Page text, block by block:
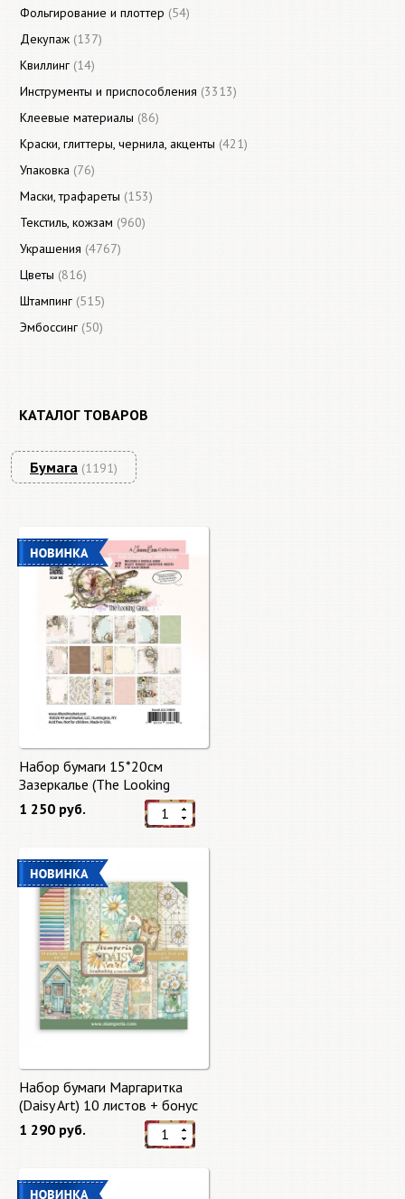
Фольгирование и плоттер (54)
Декупаж (137)
Квиллинг (14)
Инструменты и приспособления (3313)
Клеевые материалы (86)
Краски, глиттеры, чернила, акценты (421)
Упаковка (76)
Маски, трафареты (153)
Текстиль, кожзам (960)
Украшения (4767)
Цветы (816)
Штампинг (515)
Эмбоссинг (50)
КАТАЛОГ ТОВАРОВ
Бумага (1191)
Набор бумаги 15*20см
Зазеркалье (The Looking
Glass) 27 листов от 49 Market
1 250 руб.
Набор бумаги Маргаритка
(Daisy Art) 10 листов + бонус
от Stamperia
1 290 руб.